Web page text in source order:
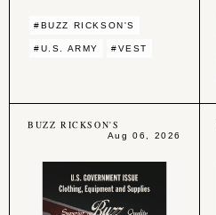
#BUZZ RICKSON'S
#U.S. ARMY #VEST
BUZZ RICKSON'S
Aug 06, 2026